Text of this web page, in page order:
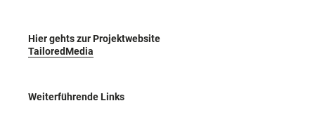
Hier gehts zur Projektwebsite
TailoredMedia
Weiterführende Links